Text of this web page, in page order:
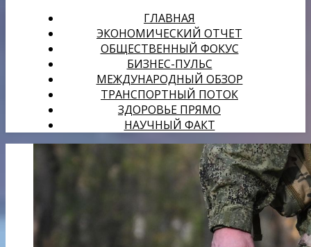
ГЛАВНАЯ
ЭКОНОМИЧЕСКИЙ ОТЧЕТ
ОБЩЕСТВЕННЫЙ ФОКУС
БИЗНЕС-ПУЛЬС
МЕЖДУНАРОДНЫЙ ОБЗОР
ТРАНСПОРТНЫЙ ПОТОК
ЗДОРОВЬЕ ПРЯМО
НАУЧНЫЙ ФАКТ